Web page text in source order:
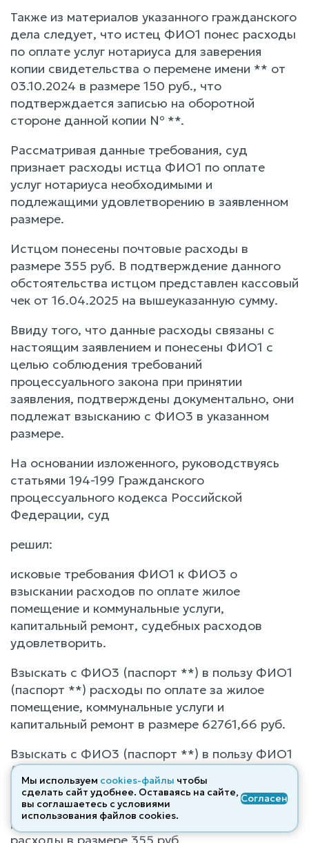
Также из материалов указанного гражданского
дела следует, что истец ФИО1 понес расходы
по оплате услуг нотариуса для заверения
копии свидетельства о перемене имени ** от
03.10.2024 в размере 150 руб., что
подтверждается записью на оборотной
стороне данной копии № **.
Рассматривая данные требования, суд
признает расходы истца ФИО1 по оплате
услуг нотариуса необходимыми и
подлежащими удовлетворению в заявленном
размере.
Истцом понесены почтовые расходы в
размере 355 руб. В подтверждение данного
обстоятельства истцом представлен кассовый
чек от 16.04.2025 на вышеуказанную сумму.
Ввиду того, что данные расходы связаны с
настоящим заявлением и понесены ФИО1 с
целью соблюдения требований
процессуального закона при принятии
заявления, подтверждены документально, они
подлежат взысканию с ФИО3 в указанном
размере.
На основании изложенного, руководствуясь
статьями 194-199 Гражданского
процессуального кодекса Российской
Федерации, суд
решил:
исковые требования ФИО1 к ФИО3 о
взыскании расходов по оплате жилое
помещение и коммунальные услуги,
капитальный ремонт, судебных расходов
удовлетворить.
Взыскать с ФИО3 (паспорт **) в пользу ФИО1
(паспорт **) расходы по оплате за жилое
помещение, коммунальные услуги и
капитальный ремонт в размере 62761,66 руб.
Взыскать с ФИО3 (паспорт **) в пользу ФИО1
(паспорт **) расходы по уплате
государственной пошлины в размере 4000
руб., расходы по нотариальному заверению
документов в размере 150 руб., почтовые
расходы в размере 355 руб.
Мы используем cookies-файлы чтобы
сделать сайт удобнее. Оставаясь на сайте,
вы соглашаетесь с условиями
использования файлов cооkies.
Согласен